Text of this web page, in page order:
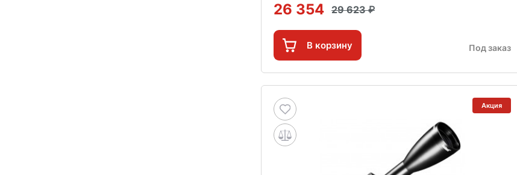
26 354 29 623
В корзину Под заказ
Акция